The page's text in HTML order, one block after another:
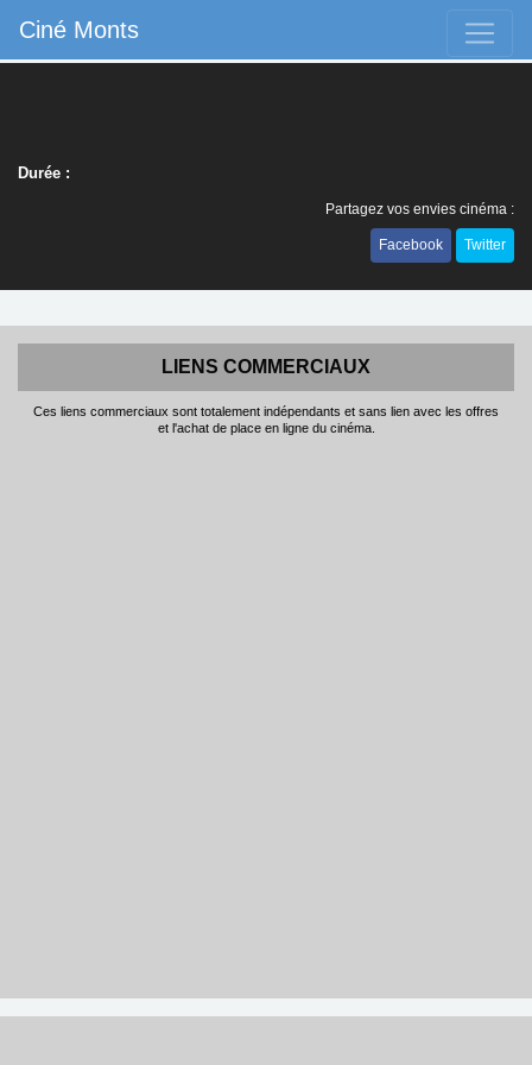
Ciné Monts
Durée :
Partagez vos envies cinéma :
Facebook Twitter
LIENS COMMERCIAUX
Ces liens commerciaux sont totalement indépendants et sans lien avec les offres
et l'achat de place en ligne du cinéma.